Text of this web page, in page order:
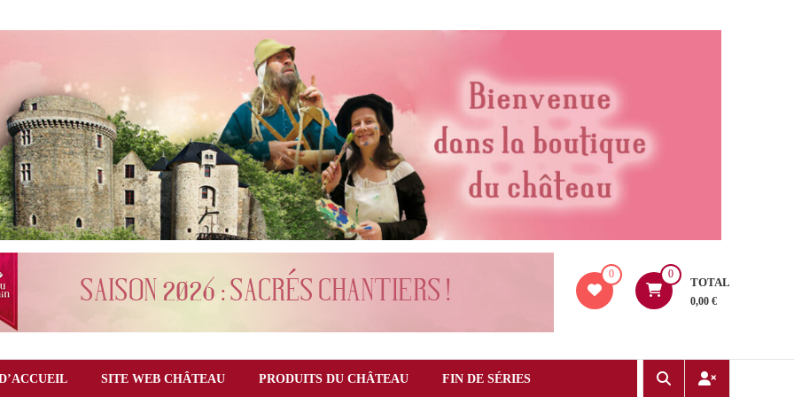
0 0
TOTAL
0,00 €
SITE WEB CHÂTEAU PRODUITS DU CHÂTEAU FIN DE SÉRIES